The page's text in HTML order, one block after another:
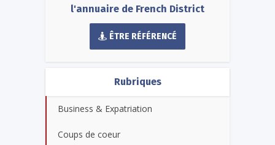
l'annuaire de French District
ÊTRE RÉFÉRENCÉ
Rubriques
Business & Expatriation
Coups de coeur